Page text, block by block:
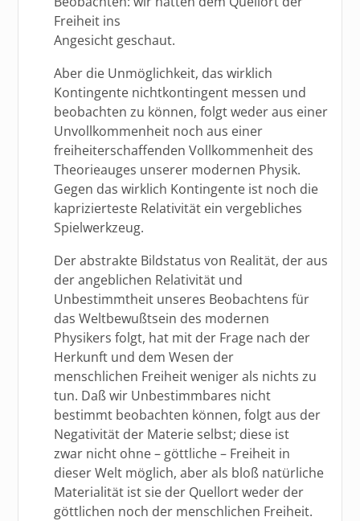
Freiheit ins
Angesicht geschaut.
Aber die Unmöglichkeit, das wirklich
Kontingente nichtkontingent messen und
beobachten zu können, folgt weder aus einer
Unvollkommenheit noch aus einer
freiheiterschaffenden Vollkommenheit des
Theorieauges unserer modernen Physik.
Gegen das wirklich Kontingente ist noch die
kaprizierteste Relativität ein vergebliches
Spielwerkzeug.
Der abstrakte Bildstatus von Realität, der aus
der angeblichen Relativität und
Unbestimmtheit unseres Beobachtens für
das Weltbewußtsein des modernen
Physikers folgt, hat mit der Frage nach der
Herkunft und dem Wesen der
menschlichen Freiheit weniger als nichts zu
tun. Daß wir Unbestimmbares nicht
bestimmt beobachten können, folgt aus der
Negativität der Materie selbst; diese ist
zwar nicht ohne – göttliche – Freiheit in
dieser Welt möglich, aber als bloß natürliche
Materialität ist sie der Quellort weder der
göttlichen noch der menschlichen Freiheit.